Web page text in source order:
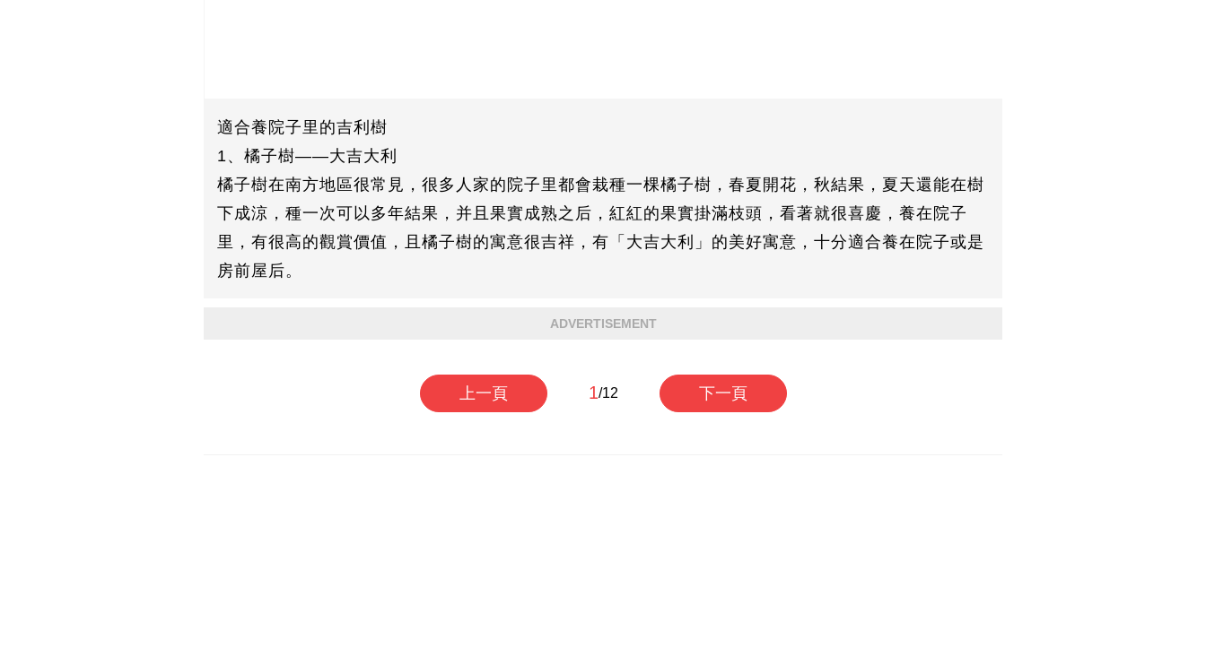
適合養院子里的吉利樹
1、橘子樹——大吉大利
橘子樹在南方地區很常見，很多人家的院子里都會栽種一棵橘子樹，春夏開花，秋結果，夏天還能在樹
下成涼，種一次可以多年結果，并且果實成熟之后，紅紅的果實掛滿枝頭，看著就很喜慶，養在院子
里，有很高的觀賞價值，且橘子樹的寓意很吉祥，有「大吉大利」的美好寓意，十分適合養在院子或是
房前屋后。
ADVERTISEMENT
上一頁 1/12 下一頁